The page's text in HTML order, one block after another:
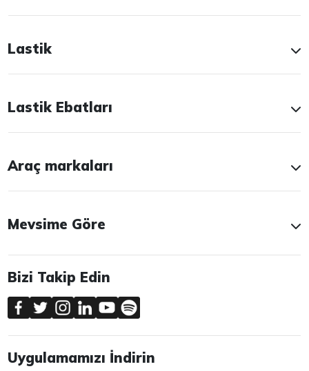
Lastik
Lastik Ebatları
Araç markaları
Mevsime Göre
Bizi Takip Edin
Uygulamamızı İndirin